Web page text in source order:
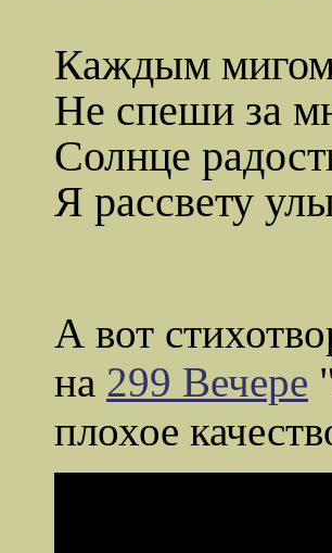
Каждым
Не спеши за
Солнце
Я рассвету
А вот
на 299 Вечере
плохое